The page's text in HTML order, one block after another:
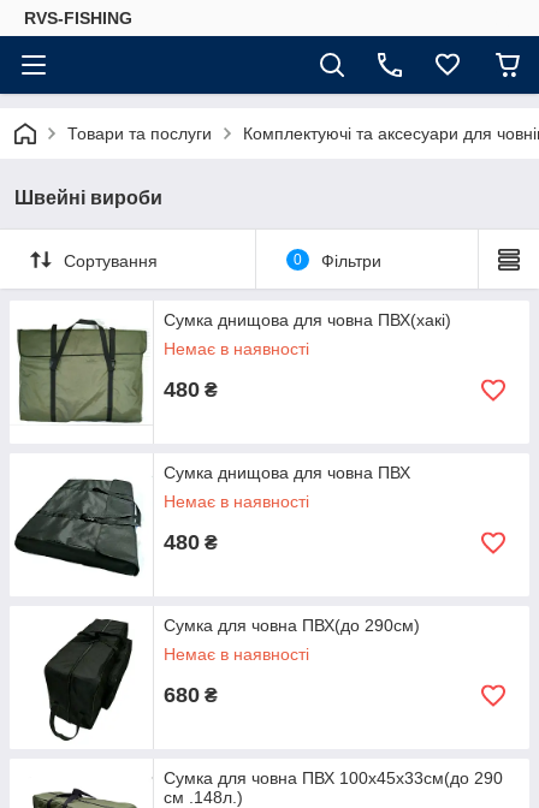
RVS-FISHING
Товари та послуги Комплектуючі та аксесуари для
Швейні вироби
Сортування 0 Фільтри
Сумка днищова для човна ПВХ(хакі)
Немає в наявності
480 ₴
Сумка днищова для човна ПВХ
Немає в наявності
480 ₴
Сумка для човна ПВХ(до 290см)
Немає в наявності
680 ₴
Сумка для човна ПВХ 100х45х33см(до 290
см .148л.)